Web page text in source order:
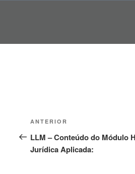
conteúdo
Navegação
de
Post
Post
anterior
ANTERIOR
LLM – Conteúdo do Módulo
Jurídica Aplicada: